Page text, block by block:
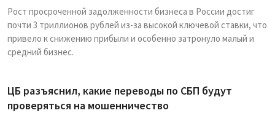
Рост просроченной задолженности бизнеса в России достиг
почти 3 триллионов рублей из-за высокой ключевой ставки, что
привело к снижению прибыли и особенно затронуло малый и
средний бизнес.
ЦБ разъяснил, какие переводы по СБП будут
проверяться на мошенничество